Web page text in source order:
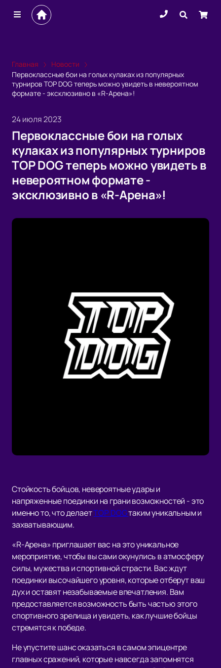
Главная
Новости
Первоклассные бои на голых кулаках из популярных
турниров TOP DOG теперь можно увидеть в невероятном
формате - эксклюзивно в «R-Арена»!
24 июля 2023
Первоклассные бои на голых
кулаках из популярных турниров
TOP DOG теперь можно увидеть в
невероятном формате -
эксклюзивно в «R-Арена»!
Стойкость бойцов, невероятные удары и
напряженные поединки на грани возможностей - это
именно то, что делаетTOP DOGтаким уникальным и
захватывающим.
«R-Арена» приглашает вас на это уникальное
мероприятие, чтобы вы сами окунулись в атмосферу
силы, мужества и спортивной страсти. Вас ждут
поединки высочайшего уровня, которые отберут ваш
дух и оставят незабываемые впечатления. Вам
предоставляется возможность быть частью этого
спортивного зрелища и увидеть, как лучшие бойцы
стремятся к победе.
Не упустите шанс оказаться в самом эпицентре
главных сражений, которые навсегда запомнятся